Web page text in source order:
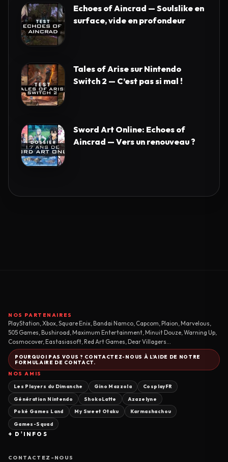
Echoes of Aincrad — Soulslike en
surface, vide en profondeur
Tales of Arise sur Nintendo
Switch 2 — C’est pas si mal !
Sword Art Online: Echoes of
Aincrad — Vers un renouveau ?
NOS PARTENAIRES
PlayStation, Xbox, Square Enix, Bandai Namco, Capcom, Plaion, Marvelous,
505 Games, Bushiroad, Maximum Entertainment, Minuit Douze, Warning Up,
Cosmocover, Eastasiasoft, Red Art Games, Dear Villagers...
POURQUOI PAS VOUS ? CONTACTEZ-NOUS À L'AIDE DE NOTRE
FORMULAIRE DE CONTACT.
NOS AMIS
Les Players du Dimanche Gino Mazzola CosplayFR
Génération Nintendo ShokoLatte Azazelyne
Poké Games Land My Sweet Otaku Karmashachou
Games-Squad
+ D'INFOS
CONTACTEZ-NOUS